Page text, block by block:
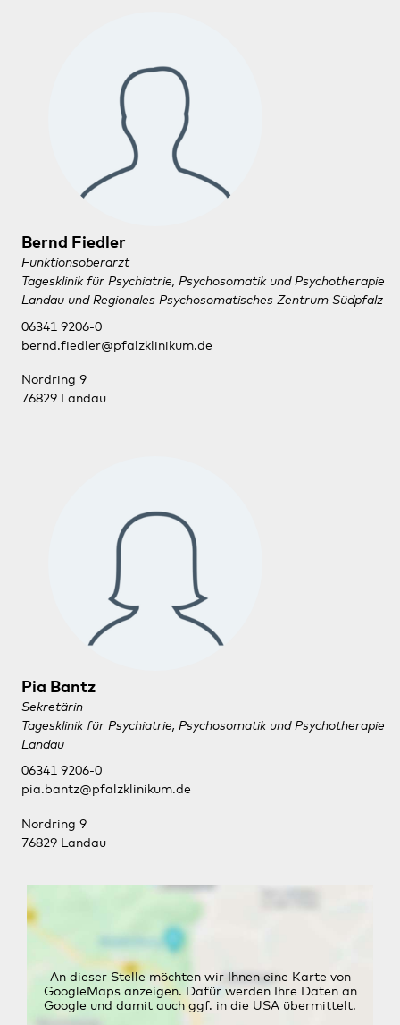
Bernd Fiedler
Funktionsoberarzt
Tagesklinik für Psychiatrie, Psychosomatik und Psychotherapie
Landau und Regionales Psychosomatisches Zentrum Südpfalz
06341 9206-0
bernd.fiedler@pfalzklinikum.de
Nordring 9
76829 Landau
Pia Bantz
Sekretärin
Tagesklinik für Psychiatrie, Psychosomatik und Psychotherapie
Landau
06341 9206-0
pia.bantz@pfalzklinikum.de
Nordring 9
76829 Landau
An dieser Stelle möchten wir Ihnen eine Karte von
GoogleMaps anzeigen. Dafür werden Ihre Daten an
Google und damit auch ggf. in die USA übermittelt.